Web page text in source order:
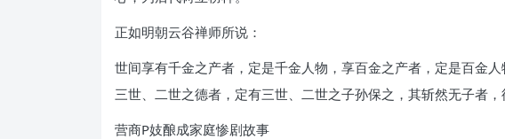
正如明朝云谷禅师所说：
世间享有千金之产者，定是千金人物，享百金之产者，定是百金
三世、二世之德者，定有三世、二世之子孙保之，其斩然无子者，
营商P妓酿成家庭惨剧故事